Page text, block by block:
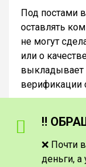
Под постами
оставлять
не могут
или о
выкладывает
верификации
‼️
❌ Почти
деньги,